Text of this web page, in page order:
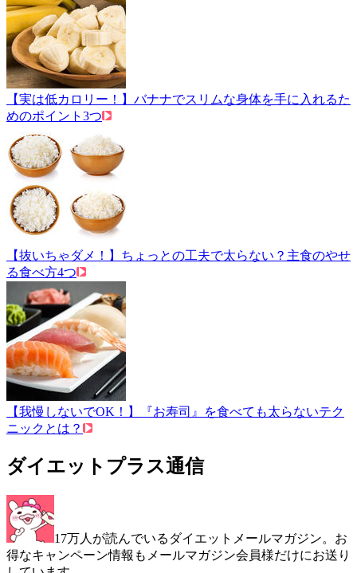
【実は低カロリー！】バナナでスリムな身体を手に入れるた
めのポイント3つ
【抜いちゃダメ！】ちょっとの工夫で太らない？主食のやせ
る食べ方4つ
【我慢しないでOK！】『お寿司』を食べても太らないテク
ニックとは？
ダイエットプラス通信
17万人が読んでいるダイエットメールマガジン。お
得なキャンペーン情報もメールマガジン会員様だけにお送り